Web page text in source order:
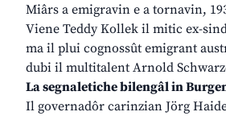
Miârs a emigravin e a tornavin,
Viene Teddy Kollek il mitic ex-
ma il plui cognossût emigrant
dubi il multitalent Arnold
La segnaletiche bilengâl in
Il governadôr carinzian Jörg